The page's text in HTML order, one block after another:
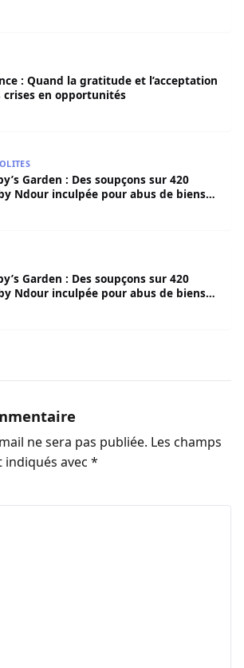
: Quand la gratitude et l’acceptation
en opportunités
Garden : Des soupçons sur 420
Ndour inculpée pour abus de biens
Garden : Des soupçons sur 420
Ndour inculpée pour abus de biens
ne sera pas publiée. Les champs
avec *